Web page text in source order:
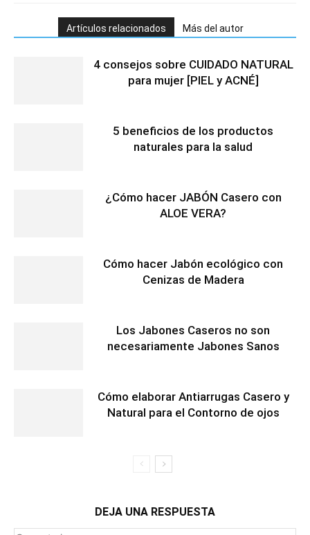
Artículos relacionados Más del autor
4 consejos sobre CUIDADO NATURAL
para mujer [PIEL y ACNÉ]
5 beneficios de los productos
naturales para la salud
¿Cómo hacer JABÓN Casero con
ALOE VERA?
Cómo hacer Jabón ecológico con
Cenizas de Madera
Los Jabones Caseros no son
necesariamente Jabones Sanos
Cómo elaborar Antiarrugas Casero y
Natural para el Contorno de ojos
DEJA UNA RESPUESTA